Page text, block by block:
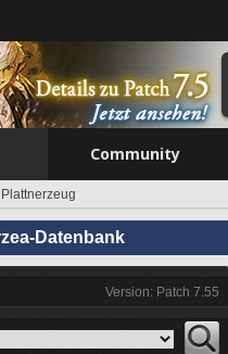
Community
Plattnerzeug
Datenbank
Version: Patch 7.55